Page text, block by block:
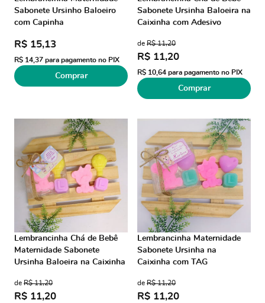
Sabonete Ursinho Baloeiro
com Capinha
R$ 15,13
R$ 14,37 para pagamento no PIX
Comprar
Sabonete Ursinha Baloeira na
Caixinha com Adesivo
de R$ 11,20
R$ 11,20
R$ 10,64 para pagamento no PIX
Comprar
Lembrancinha Chá de Bebê
Maternidade Sabonete
Ursinha Baloeira na Caixinha
de R$ 11,20
R$ 11,20
Lembrancinha Maternidade
Sabonete Ursinha na
Caixinha com TAG
de R$ 11,20
R$ 11,20